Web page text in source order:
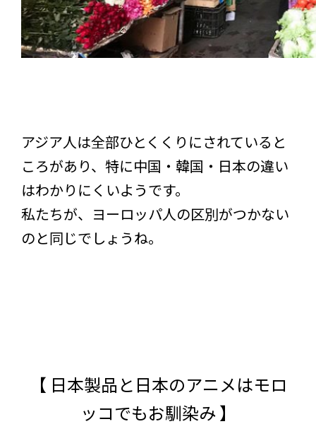
アジア人は全部ひとくくりにされていると
ころがあり、特に中国・韓国・日本の違い
はわかりにくいようです。
私たちが、ヨーロッパ人の区別がつかない
のと同じでしょうね。
【 日本製品と日本のアニメはモロ
ッコでもお馴染み 】